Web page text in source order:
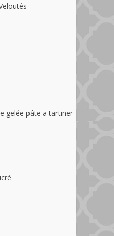
gelée pâte a tartiner